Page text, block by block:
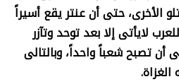
الأخرى، حتى أن عنتر يقع أسيراً
لايأتى إلا بعد توحد وتآزر
أن تصبح شعباً واحداً، وبالتالى